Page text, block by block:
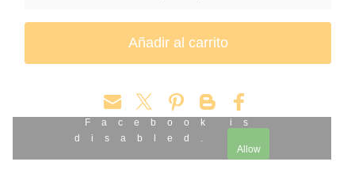
Facebook is
disabled.
Allow